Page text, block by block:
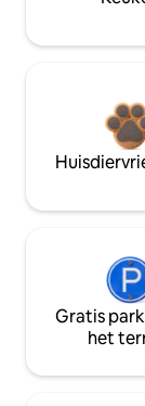
Gratis
het